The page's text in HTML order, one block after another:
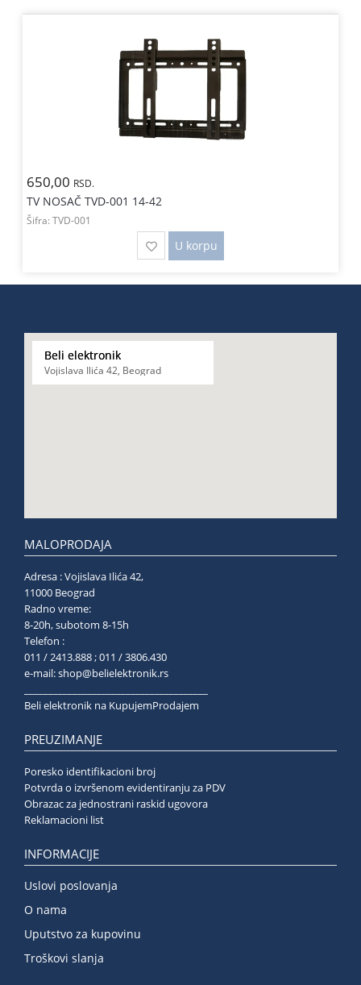
650,00 RSD.
TV NOSAČ TVD-001 14-42
Šifra: TVD-001
U korpu
Beli elektronik
Vojislava Ilića 42, Beograd
MALOPRODAJA
Adresa : Vojislava Ilića 42,
11000 Beograd
Radno vreme:
8-20h, subotom 8-15h
Telefon :
011 / 2413.888 ; 011 / 3806.430
e-mail:shop@belielektronik.rs
Beli elektronik na KupujemProdajem
PREUZIMANJE
Poresko identifikacioni broj
Potvrda o izvršenom evidentiranju za PDV
Obrazac za jednostrani raskid ugovora
Reklamacioni list
INFORMACIJE
Uslovi poslovanja
O nama
Uputstvo za kupovinu
Troškovi slanja